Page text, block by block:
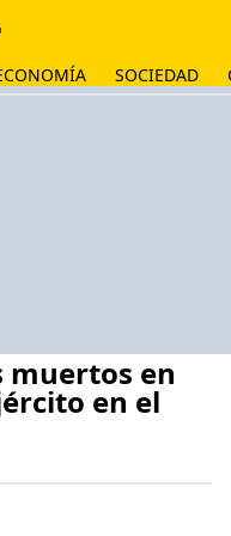
SOCIEDAD
muertos en
en el